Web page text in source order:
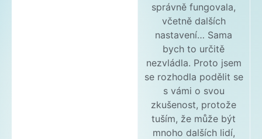
správně fungovala,
včetně dalších
nastavení… Sama
bych to určitě
nezvládla. Proto jsem
se rozhodla podělit se
s vámi o svou
zkušenost, protože
tuším, že může být
mnoho dalších lidí,